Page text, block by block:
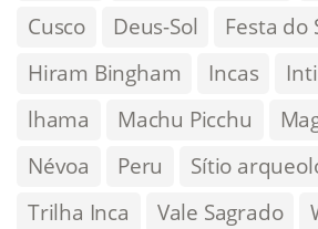
Cusco
Deus-Sol Festa do
Hiram Bingham
Incas
lhama
Machu Picchu
Névoa
Peru
Sítio
Trilha Inca
Vale Sagrado